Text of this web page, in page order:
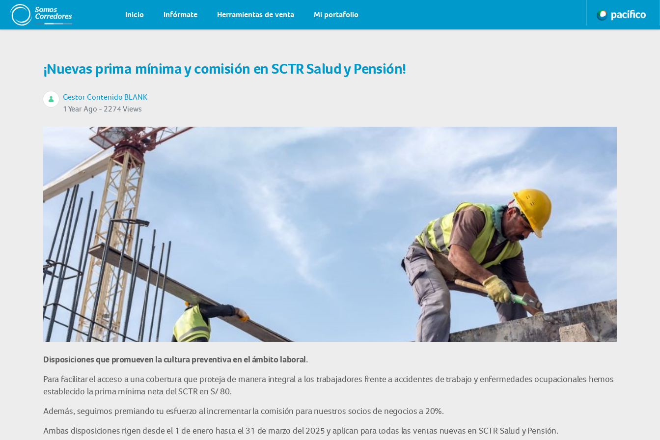
Inicio Infórmate Herramientas de venta Mi portafolio
¡Nuevas prima mínima y comisión en SCTR Salud y Pensión!
Gestor Contenido BLANK
1 Year Ago - 2274 Views
Disposiciones que promueven la cultura preventiva en el ámbito laboral.
Para facilitar el acceso a una cobertura que proteja de manera integral a los trabajadores frente a accidentes de trabajo y enfermedades ocupacionales hemos
establecido la prima mínima neta del SCTR en S/ 80.
Además, seguimos premiando tu esfuerzo al incrementar la comisión para nuestros socios de negocios a 20%.
Ambas disposiciones rigen desde el 1 de enero hasta el 31 de marzo del 2025 y aplican para todas las ventas nuevas en SCTR Salud y Pensión.